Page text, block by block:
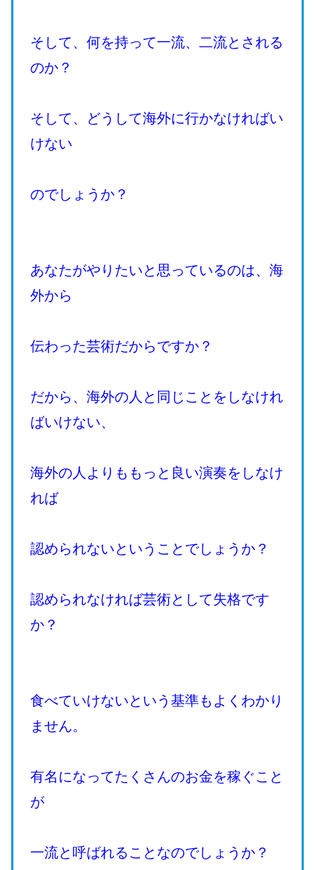
そして、何を持って一流、二流とされる
のか？
そして、どうして海外に行かなければい
けない
のでしょうか？
あなたがやりたいと思っているのは、海
外から
伝わった芸術だからですか？
だから、海外の人と同じことをしなけれ
ばいけない、
海外の人よりももっと良い演奏をしなけ
れば
認められないということでしょうか？
認められなければ芸術として失格です
か？
食べていけないという基準もよくわかり
ません。
有名になってたくさんのお金を稼ぐこと
が
一流と呼ばれることなのでしょうか？